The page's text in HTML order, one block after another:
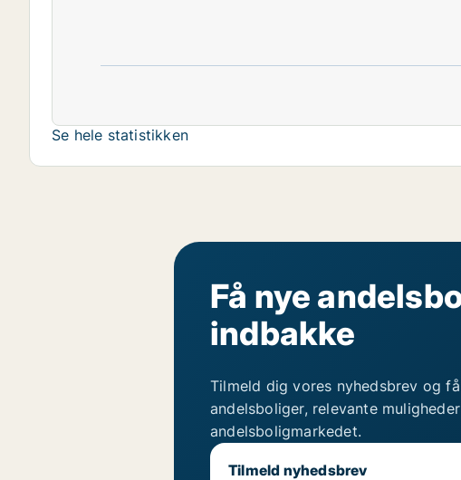
Se hele statistikken
Få nye
indbakke
Tilmeld dig vores nyhedsbrev og
andelsboliger, relevante
andelsboligmarkedet.
Tilmeld nyhedsbrev